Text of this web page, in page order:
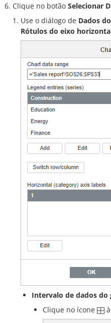
Clique no botão Selecionar
Use o diálogo de Dados
Rótulos do eixo
Intervalo de dados do
Clique no ícone